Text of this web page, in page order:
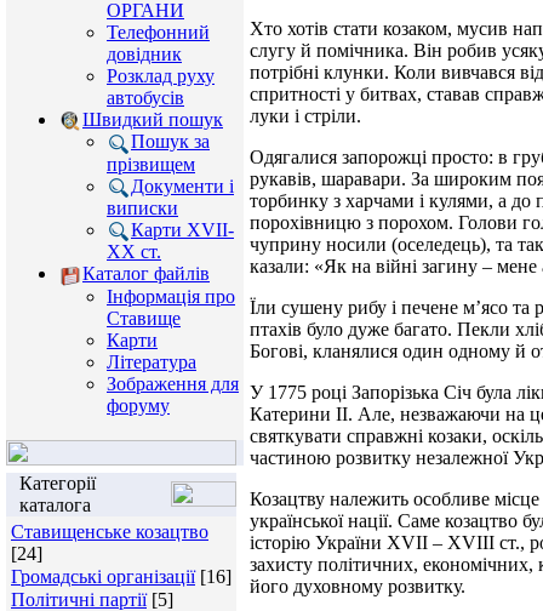
ОРГАНИ
Телефонний
довідник
Розклад руху
автобусів
Швидкий пошук
Пошук за
прізвищем
Документи і
виписки
Карти XVII-
XX ст.
Каталог файлів
Інформація про
Ставище
Карти
Література
Зображення для
форуму
Категорії
каталога
Ставищенське козацтво
[24]
Громадські організації [16]
Політичні партії [5]
Хто хотів стати козаком, мусив
слугу й помічника. Він робив
потрібні клунки. Коли вивчався
спритності у битвах, ставав
луки і стріли.
Одягалися запорожці просто: в
рукавів, шаравари. За широким
торбинку з харчами і кулями, а до
порохівницю з порохом. Голови
чуприну носили (оселедець), та
казали: «Як на війні загину –
Їли сушену рибу і печене м’ясо та
птахів було дуже багато. Пекли
Богові, кланялися один одному й
У 1775 році Запорізька Січ була
Катерини II. Але, незважаючи на
святкувати справжні козаки,
частиною розвитку незалежної
Козацтву належить особливе місце
української нації. Саме козацтво
історію України XVII – XVIII ст.,
захисту політичних, економічних,
його духовному розвитку.